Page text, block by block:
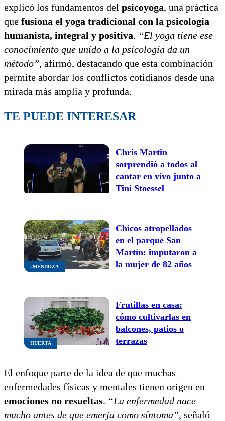
explicó los fundamentos del psicoyoga, una práctica
que fusiona el yoga tradicional con la psicología
humanista, integral y positiva. “El yoga tiene ese
conocimiento que unido a la psicología da un
método”, afirmó, destacando que esta combinación
permite abordar los conflictos cotidianos desde una
mirada más amplia y profunda.
TE PUEDE INTERESAR
Chris Martin
sorprendió a todos al
cantar en vivo junto a
Tini Stoessel
#MENDOZA
Chicos atropellados
en el parque San
Martín: imputaron a
la mujer de 82 años
HUERTA
Frutillas en casa:
cómo cultivarlas en
balcones, patios o
terrazas
El enfoque parte de la idea de que muchas
enfermedades físicas y mentales tienen origen en
emociones no resueltas. “La enfermedad nace
mucho antes de que emerja como síntoma”, señaló